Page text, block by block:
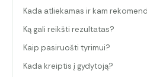
Kada atliekamas ir kam
Ką gali reikšti rezultatas?
Kaip pasiruošti tyrimui?
Kada kreiptis į gydytoją?